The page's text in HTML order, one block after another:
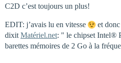
C2D c’est toujours un plus!
EDIT: j’avais lu en vitesse
et
dixit Matériel.net: " le chipset Intel®
barettes mémoires de 2 Go à la